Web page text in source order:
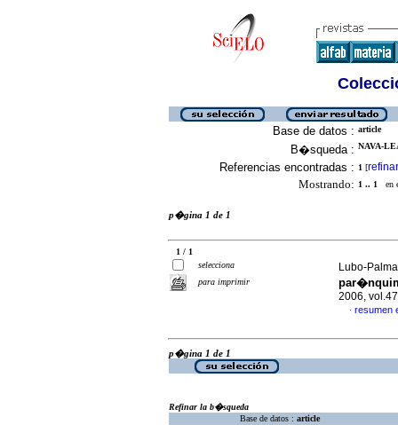
Base de datos : article
B�squeda : NAVA-
Referencias encontradas : 1 [refinar
Mostrando: 1 .. 1 en
p�gina 1 de 1
1 / 1
selecciona
para imprimir
Lubo-
2006,
· resumen
p�gina 1 de 1
Refinar la b�squeda
Base de datos : article